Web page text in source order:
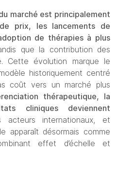
marché est principalement
prix, les lancements de
de thérapies à plus
que la contribution des
Cette évolution marque le
historiquement centré
coût vers un marché plus
thérapeutique, la
cliniques deviennent
acteurs internationaux, et
apparaît désormais comme
effet d’échelle et